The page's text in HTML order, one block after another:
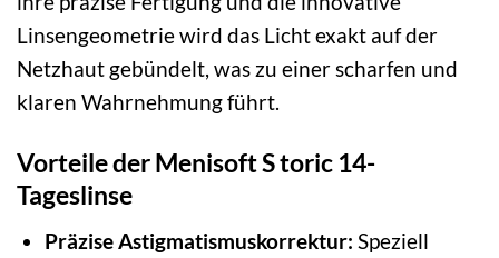
Linsengeometrie wird das Licht exakt auf der
Netzhaut gebündelt, was zu einer scharfen und
klaren Wahrnehmung führt.
Vorteile der Menisoft S toric 14-
Tageslinse
Präzise Astigmatismuskorrektur: Speziell